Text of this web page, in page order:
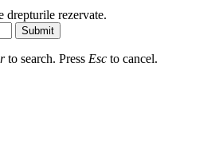
rezervate.
Submit
to search. Press Esc to cancel.